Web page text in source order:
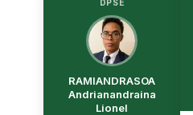
DPSE
RAMIANDRASOA
Andrianandraina
Lionel